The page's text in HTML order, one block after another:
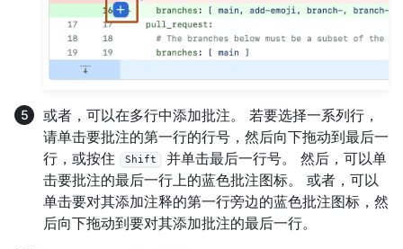
或者，可以在多行中添加批注。 若要选择一系列行，
请单击要批注的第一行的行号，然后向下拖动到最后一
行，或按住
Shift
并单击最后一行号。 然后，可以单
击要批注的最后一行上的蓝色批注图标。 或者，可以
单击要对其添加注释的第一行旁边的蓝色批注图标，然
后向下拖动到要对其添加批注的最后一行。